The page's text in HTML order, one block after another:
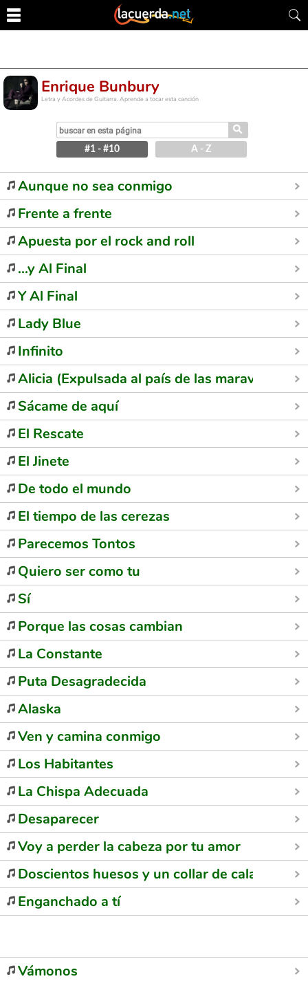
Enrique Bunbury
Letra y Acordes de Guitarra. Aprende a tocar esta canción
⚲
#1 - #10 A - Z
Aunque no sea conmigo
Frente a frente
Apuesta por el rock and roll
...y Al Final
Y Al Final
Lady Blue
Infinito
Alicia (Expulsada al país de las maravillas)
Sácame de aquí
El Rescate
El Jinete
De todo el mundo
El tiempo de las cerezas
Parecemos Tontos
Quiero ser como tu
Sí
Porque las cosas cambian
La Constante
Puta Desagradecida
Alaska
Ven y camina conmigo
Los Habitantes
La Chispa Adecuada
Desaparecer
Voy a perder la cabeza por tu amor
Doscientos huesos y un collar de calaveras
Enganchado a tí
Vámonos